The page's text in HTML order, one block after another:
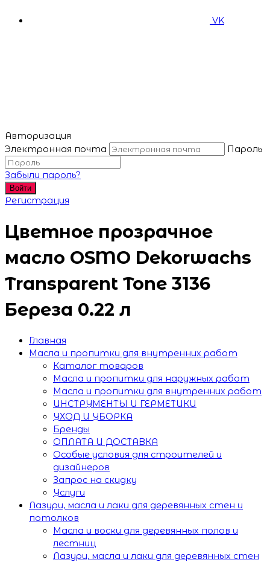
VK
Авторизация
Электронная почта
Пароль
Забыли пароль?
Войти
Регистрация
Цветное прозрачное
масло OSMO Dekorwachs
Transparent Tone 3136
Береза 0.22 л
Главная
Масла и пропитки для внутренних работ
Каталог товаров
Масла и пропитки для наружных работ
Масла и пропитки для внутренних работ
ИНСТРУМЕНТЫ И ГЕРМЕТИКИ
УХОД И УБОРКА
Бренды
ОПЛАТА И ДОСТАВКА
Особые условия для строителей и
дизайнеров
Запрос на скидку
Услуги
Лазури, масла и лаки для деревянных стен и
потолков
Масла и воски для деревянных полов и
лестниц
Лазури, масла и лаки для деревянных стен